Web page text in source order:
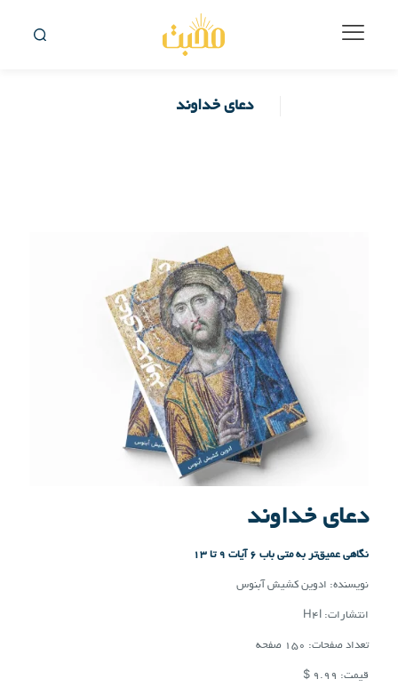
دعای خداوند
دعای خداوند
نگاهی عمیق‌تر به متی باب ۶ آیات ۹ تا ۱۳
نویسنده: ادوین کشیش آبنوس
انتشارات: H4I
تعداد صفحات: ۱۵۰ صفحه
قیمت: ۹.۹۹ $